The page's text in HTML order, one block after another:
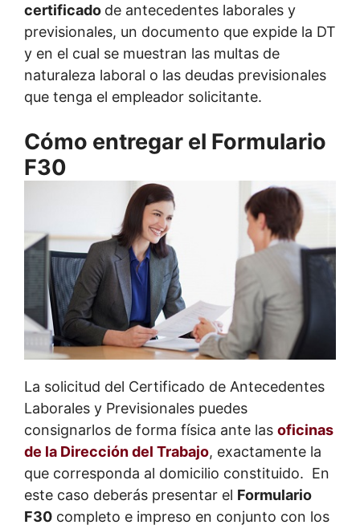
certificado de antecedentes laborales y
previsionales, un documento que expide la DT
y en el cual se muestran las multas de
naturaleza laboral o las deudas previsionales
que tenga el empleador solicitante.
Cómo entregar el Formulario
F30
La solicitud del Certificado de Antecedentes
Laborales y Previsionales puedes
consignarlos de forma física ante las oficinas
de la Dirección del Trabajo, exactamente la
que corresponda al domicilio constituido. En
este caso deberás presentar el Formulario
F30 completo e impreso en conjunto con los